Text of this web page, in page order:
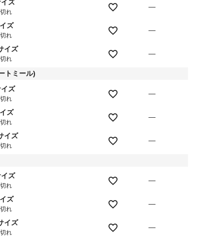
ズ
れ
—
ズ
れ
—
イズ
れ
—
トミール)
ズ
れ
—
ズ
れ
—
イズ
れ
—
ズ
れ
—
ズ
れ
—
イズ
れ
—